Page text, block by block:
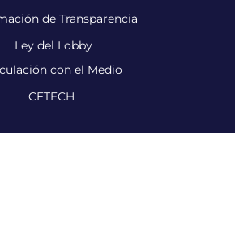
de Transparencia
Ley del Lobby
con el Medio
CFTECH